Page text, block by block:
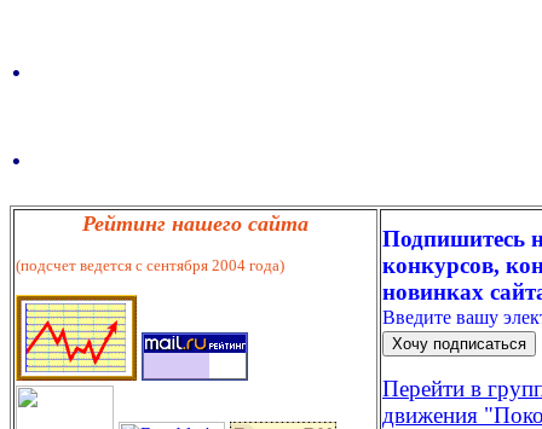
.
.
Рейтинг нашего сайта
(подсчет ведется с сентября 2004 года)
Подпишитесь
конкурсов,
новинках
Введите вашу
Перейти в
движения